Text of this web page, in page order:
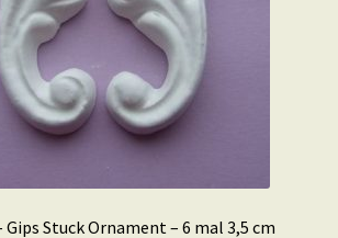
Gips Stuck Ornament – 6 mal 3,5 cm